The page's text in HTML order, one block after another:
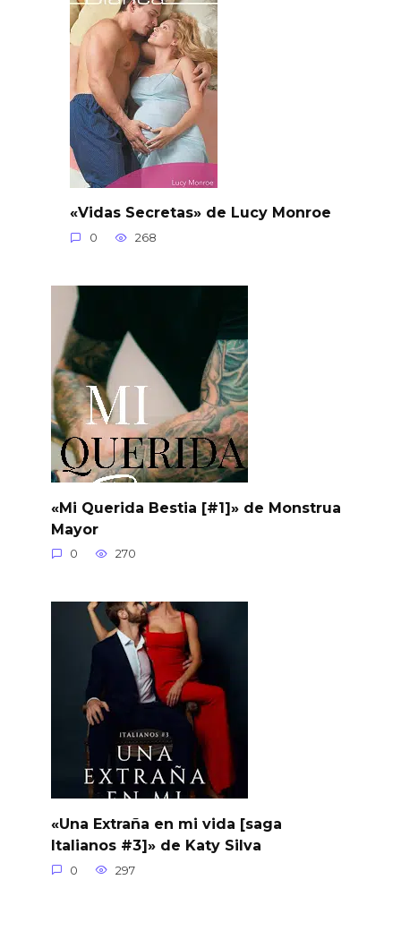
«Vidas Secretas» de Lucy Monroe
0 268
«Mi Querida Bestia [#1]» de Monstrua
Mayor
0 270
«Una Extraña en mi vida [saga
Italianos #3]» de Katy Silva
0 297